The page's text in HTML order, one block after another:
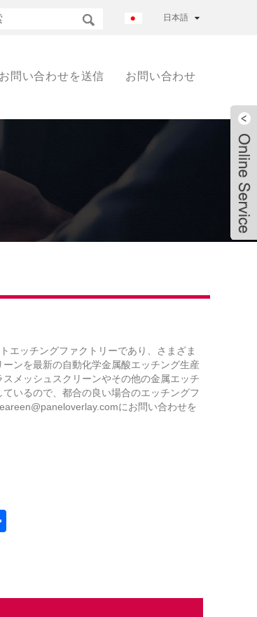
日本語
お問い合わせを送信 お問い合わせ
エッチングファクトリーであり、さまざま
ンを最新の自動化学金属酸エッチング生産
メッシュスクリーンやその他の金属エッチ
いるので、都合の良い場合のエッチングフ
にお問い合わせを
Share